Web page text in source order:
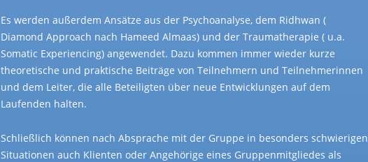
Es werden außerdem Ansätze aus der Psychoanalyse, dem Ridhwan (
Diamond Approach nach Hameed Almaas) und der Traumatherapie ( u.a.
Somatic Experiencing) angewendet. Dazu kommen immer wieder kurze
theoretische und praktische Beiträge von Teilnehmern und Teilnehmerinnen
und dem Leiter, die alle Beteiligten über neue Entwicklungen auf dem
Laufenden halten.
Schließlich können nach Absprache mit der Gruppe in besonders schwierigen
Situationen auch Klienten oder Angehörige eines Gruppenmitgliedes als